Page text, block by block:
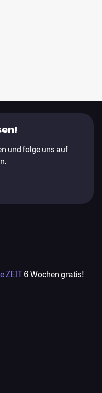
und folge uns auf
ZEIT6 Wochen gratis!